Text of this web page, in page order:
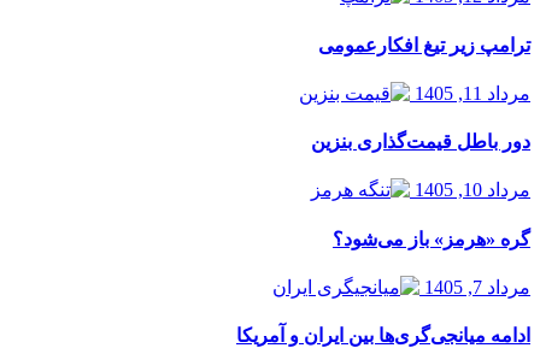
ترامپ زیر تیغ افکارعمومی
مرداد 11, 1405
دور باطل قیمت‌گذاری بنزین
مرداد 10, 1405
گره «هرمز» باز می‌شود؟
مرداد 7, 1405
ادامه میانجی‌گری‌ها بین ایران و آمریکا